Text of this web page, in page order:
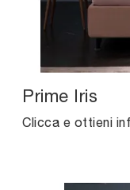
Prime Iris